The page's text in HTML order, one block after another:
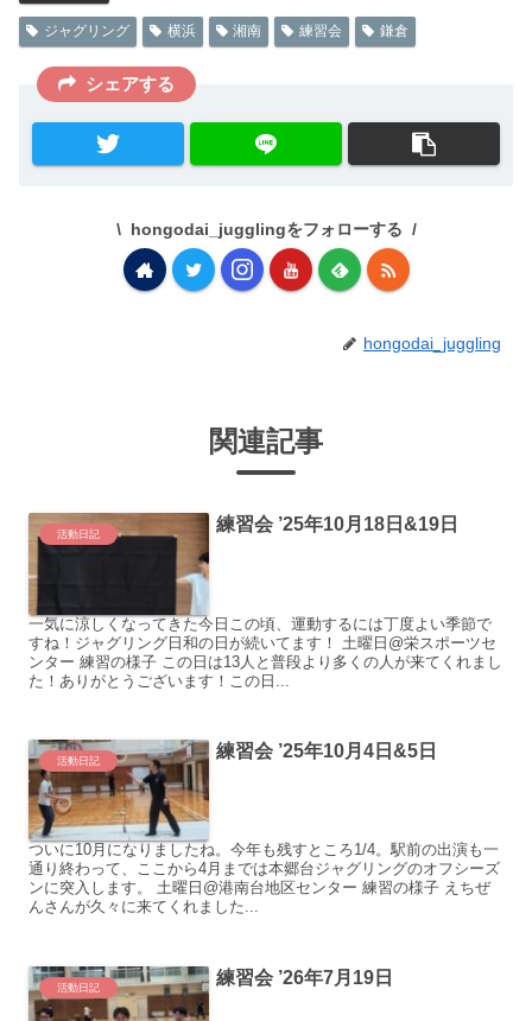
ジャグリング 横浜 湘南 練習会 鎌倉
シェアする
hongodai_jugglingをフォローする
hongodai_juggling
関連記事
活動日記 練習会 ’25年10月18日&19日
一気に涼しくなってきた今日この頃、運動するには丁度よい季節で
すね！ジャグリング日和の日が続いてます！ 土曜日@栄スポーツセ
ンター 練習の様子 この日は13人と普段より多くの人が来てくれまし
た！ありがとうございます！この日...
活動日記 練習会 ’25年10月4日&5日
ついに10月になりましたね。今年も残すところ1/4。駅前の出演も一
通り終わって、ここから4月までは本郷台ジャグリングのオフシーズ
ンに突入します。 土曜日@港南台地区センター 練習の様子 えちぜ
んさんが久々に来てくれました...
活動日記 練習会 ’26年7月19日